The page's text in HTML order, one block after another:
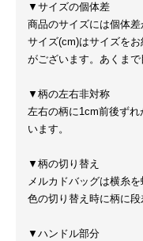
▼サイズの個体差
商品のサイズには個体
サイズ(cm)はサイズを
がございます。あくまで
▼柄の左右非対称
左右の柄に1cm前後ず
います。
▼柄の切り替え
メルカドバッグは横糸
色の切り替え時に柄に段
▼ハンドル部分